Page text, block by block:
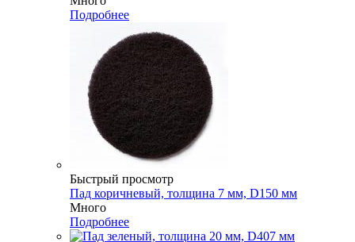
Подробнее
Быстрый просмотр
Пад коричневый, толщина 7 мм, D150 мм
Много
Подробнее